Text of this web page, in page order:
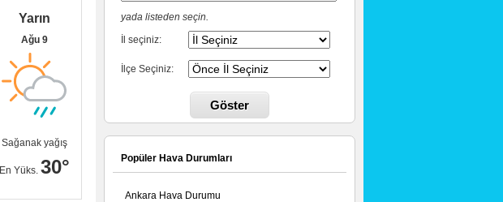
Yarın
Ağu 9
Sağanak yağış
En Yüks. 30°
yada listeden seçin.
İl seçiniz:
İlçe Seçiniz:
Göster
Popüler Hava Durumları
Ankara Hava Durumu